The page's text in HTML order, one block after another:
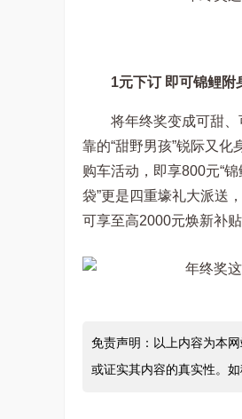
1元下订 即可锦鲤附
将年终奖变成可甜、
靠的“甜野男孩”锐际又
购车活动，即享800元“
袋”更是四重壕礼大派送
可享至高2000元焕新补
免责声明：以上内容为本
或证实其内容的真实性。